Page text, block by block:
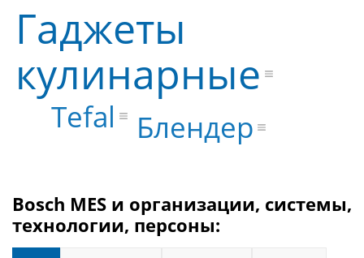
Гаджеты
кулинарные
Tefal Блендер
Bosch MES и организации, системы,
технологии, персоны: